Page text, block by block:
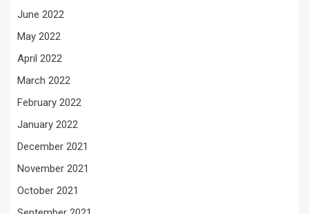
June 2022
May 2022
April 2022
March 2022
February 2022
January 2022
December 2021
November 2021
October 2021